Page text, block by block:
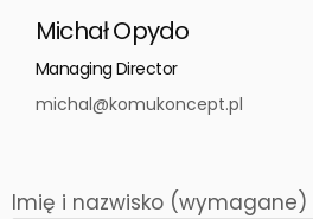
Michał Opydo
Managing Director
michal@komukoncept.pl
Imię i nazwisko (wymagane)